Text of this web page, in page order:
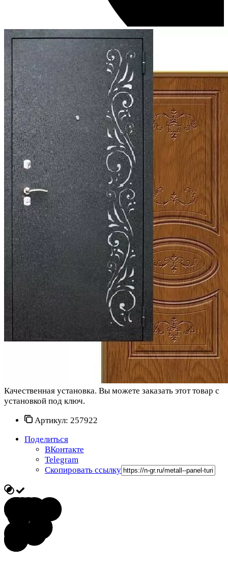
Качественная установка. Вы можете заказать этот товар с
установкой под ключ.
Артикул: 257922
Поделиться
ВКонтакте
Telegram
Скопировать ссылку